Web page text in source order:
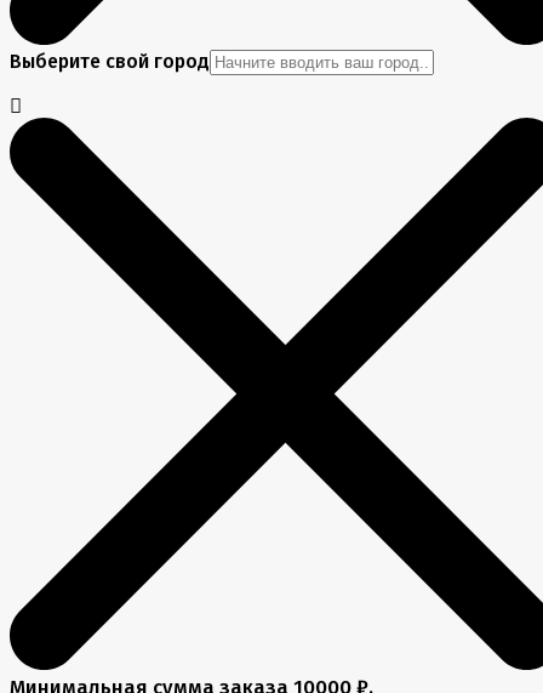
Выберите свой город
Минимальная сумма заказа 10000 ₽.